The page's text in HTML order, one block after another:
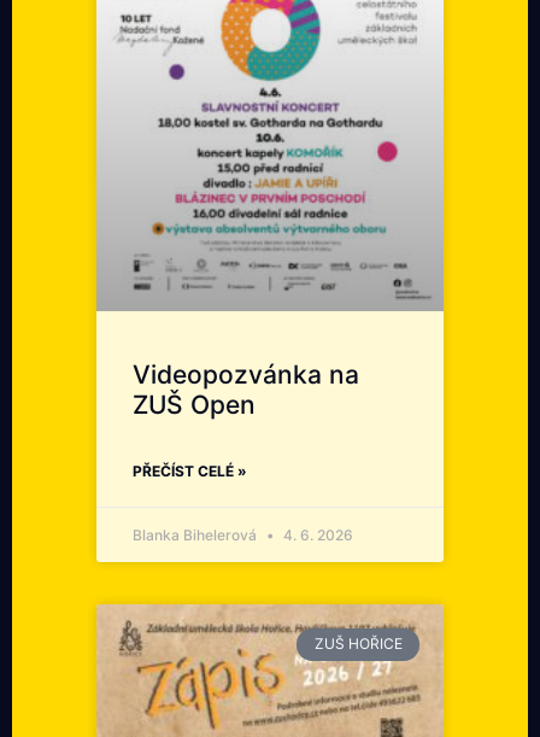
Videopozvánka na
ZUŠ Open
PŘEČÍST CELÉ »
Blanka Bihelerová 4. 6. 2026
ZUŠ HOŘICE